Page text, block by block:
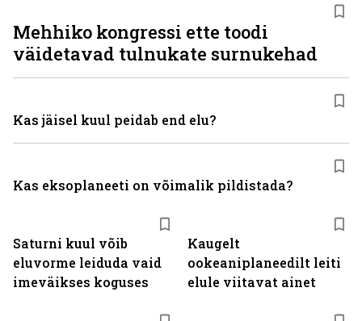
Saturni kuul võib
eluvorme leiduda vaid
imeväikses koguses
Kaugelt
ookeaniplaneedilt leiti
elule viitavat ainet
Mehhiko kongressi ette toodi
väidetavad tulnukate surnukehad
Kas jäisel kuul peidab end elu?
Kas eksoplaneeti on võimalik pildistada?